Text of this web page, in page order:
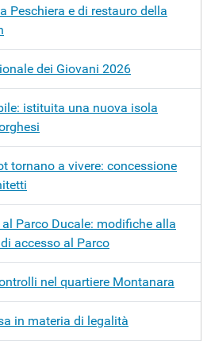
Peschiera e di restauro della
dei Giovani 2026
istituita una nuova isola
tornano a vivere: concessione
Parco Ducale: modifiche alla
accesso al Parco
nel quartiere Montanara
in materia di legalità